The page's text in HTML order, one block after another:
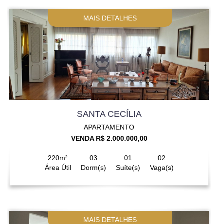
MAIS DETALHES
SANTA CECÍLIA
APARTAMENTO
VENDA R$ 2.000.000,00
220m²
Área Útil
03
Dorm(s)
01
Suíte(s)
02
Vaga(s)
MAIS DETALHES